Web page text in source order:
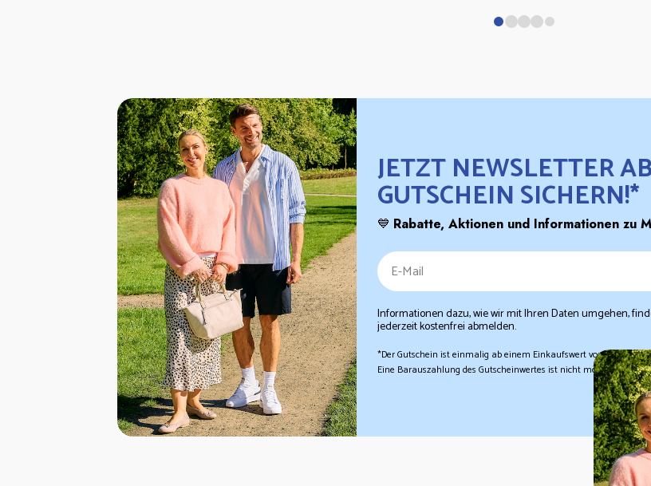
JETZT NEWSLETTER
GUTSCHEIN SICHERN!*
💙 Rabatte, Aktionen und Informationen zu
Informationen dazu, wie wir mit Ihren Daten umgehen,
jederzeit kostenfrei abmelden.
*Der Gutschein ist einmalig ab einem Einkaufswert von 29,99 €
Eine Barauszahlung des Gutscheinwertes ist nicht möglich. Dieser